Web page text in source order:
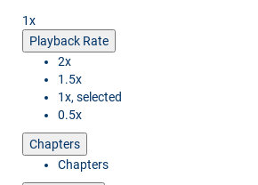
1x
Playback Rate
2x
1.5x
1x, selected
0.5x
Chapters
Chapters